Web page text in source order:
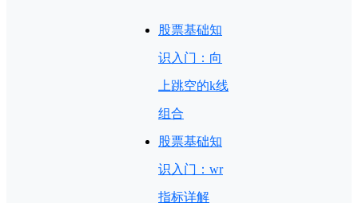
股票基础知
识入门：向
上跳空的k线
组合
股票基础知
识入门：wr
指标详解